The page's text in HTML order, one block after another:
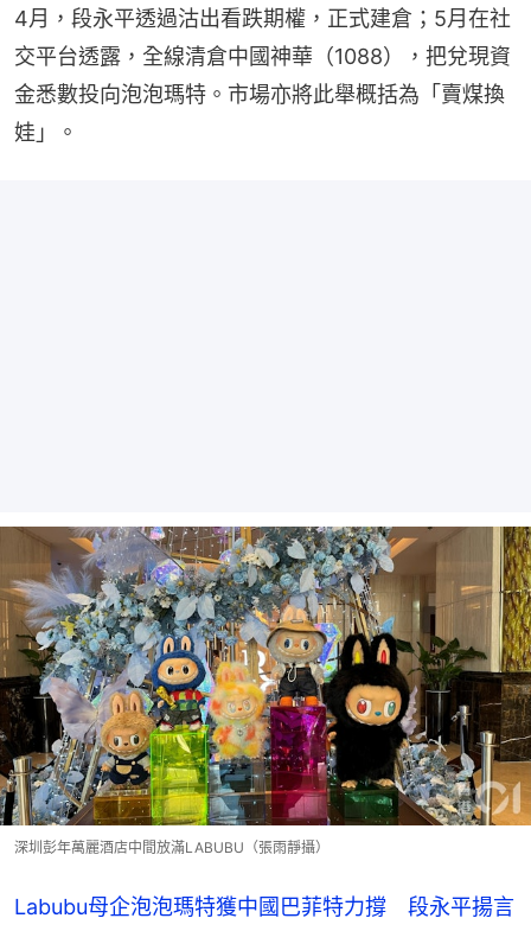
4月，段永平透過沽出看跌期權，正式建倉；5月在社
交平台透露，全線清倉中國神華（1088），把兌現資
金悉數投向泡泡瑪特。市場亦將此舉概括為「賣煤換
娃」。
深圳彭年萬麗酒店中間放滿LABUBU（張雨靜攝）
Labubu母企泡泡瑪特獲中國巴菲特力撐 段永平揚言